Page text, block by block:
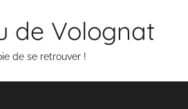
de Volognat
de se retrouver !